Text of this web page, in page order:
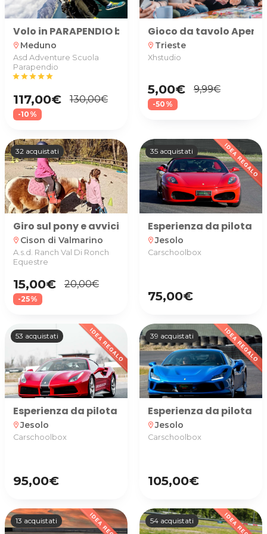
Volo in PARAPENDIO biposto
location_on Meduno
Asd Adventure Scuola
Parapendio
starstarstarstarstar
117,00€ 130,00€
-10%
Gioco da tavolo
location_on Trieste
Xhstudio
5,00€ 9,99€
-50%
32 acquistati
Giro sul pony e avvicinamento agli animali della
location_on Cison di Valmarino
A.s.d. Ranch Val Di Ronch
Equestre
15,00€ 20,00€
-25%
35 acquistati
Esperienza da pilota
location_onJesolo
Carschoolbox
75,00€
53 acquistati
Esperienza da pilota su Ferrari 488 GTB o
location_onJesolo
Carschoolbox
95,00€
39 acquistati
Esperienza da pilota
location_onJesolo
Carschoolbox
105,00€
13 acquistati 54 acquistati